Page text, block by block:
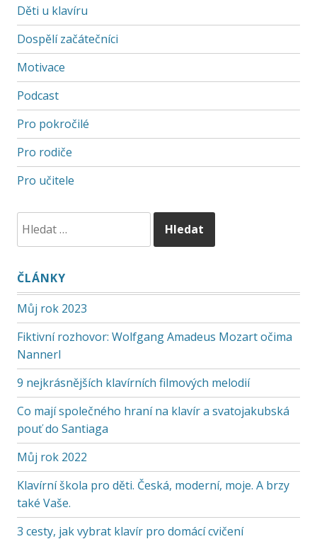
Děti u klavíru
Dospělí začátečníci
Motivace
Podcast
Pro pokročilé
Pro rodiče
Pro učitele
ČLÁNKY
Můj rok 2023
Fiktivní rozhovor: Wolfgang Amadeus Mozart očima
Nannerl
9 nejkrásnějších klavírních filmových melodií
Co mají společného hraní na klavír a svatojakubská
pouť do Santiaga
Můj rok 2022
Klavírní škola pro děti. Česká, moderní, moje. A brzy
také Vaše.
3 cesty, jak vybrat klavír pro domácí cvičení